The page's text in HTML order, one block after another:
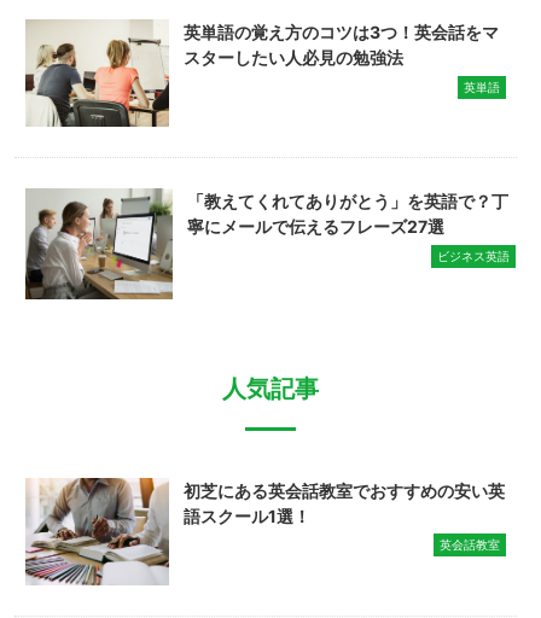
英単語の覚え方のコツは3つ！英会話をマ
スターしたい人必見の勉強法
英単語
「教えてくれてありがとう」を英語で？丁
寧にメールで伝えるフレーズ27選
ビジネス英語
人気記事
初芝にある英会話教室でおすすめの安い英
語スクール1選！
英会話教室